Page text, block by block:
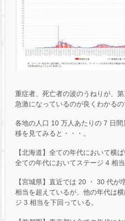
重症者、死亡者の波のうねりが、
急激になっているのが良くわかる
各地の人口 10 万人あたりの 7 日
移を見てみると・・・。
【北海道】全ての年代において横
全ての年代においてステージ 4 相当
【宮城県】直近では 20 ・ 30 代が
相当を超えているが、他の年代は
ジ 3 相当を下回っている。